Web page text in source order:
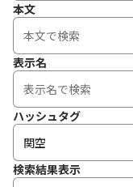
本文
表示名
ハッシュタグ
検索結果表示